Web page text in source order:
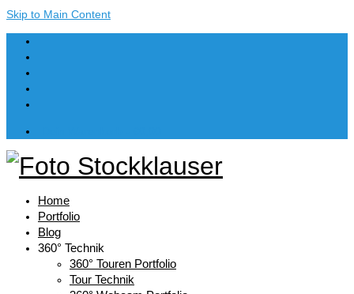
Skip to Main Content
Home
Portfolio
Blog
360° Technik
360° Touren Portfolio
Tour Technik